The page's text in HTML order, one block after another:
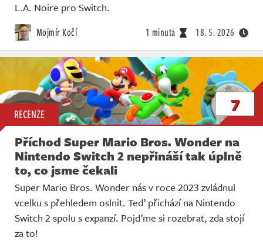
L.A. Noire pro Switch.
Mojmír Kočí 1 minuta 18. 5. 2026
RECENZE 7
Příchod Super Mario Bros. Wonder na
Nintendo Switch 2 nepřináší tak úplně
to, co jsme čekali
Super Mario Bros. Wonder nás v roce 2023 zvládnul
vcelku s přehledem oslnit. Teď přichází na Nintendo
Switch 2 spolu s expanzí. Pojďme si rozebrat, zda stojí
za to!